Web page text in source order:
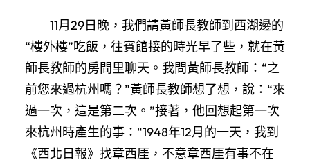
11月29日晚，我們請黃師長教師到西湖邊的
“樓外樓”吃飯，往賓館接的時光早了些，就在黃
師長教師的房間里聊天。我問黃師長教師：“之
前您來過杭州嗎？”黃師長教師想了想，說：“來
過一次，這是第二次。”接著，他回想起第一次
來杭州時產生的事：“1948年12月的一天，我到
《西北日報》找章西厓，不意章西厓有事不在